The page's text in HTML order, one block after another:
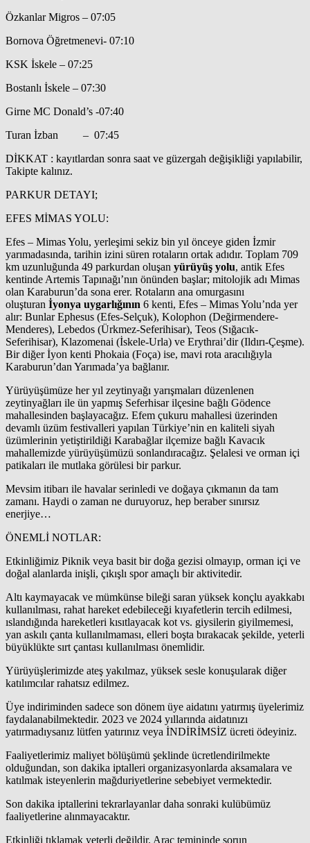
Özkanlar Migros – 07:05
Bornova Öğretmenevi- 07:10
KSK İskele – 07:25
Bostanlı İskele – 07:30
Girne MC Donald’s -07:40
Turan İzban – 07:45
DİKKAT : kayıtlardan sonra saat ve güzergah değişikliği yapılabilir,
Takipte kalınız.
PARKUR DETAYI;
EFES MİMAS YOLU:
Efes – Mimas Yolu, yerleşimi sekiz bin yıl önceye giden İzmir
yarımadasında, tarihin izini süren rotaların ortak adıdır. Toplam 709
km uzunluğunda 49 parkurdan oluşan yürüyüş yolu, antik Efes
kentinde Artemis Tapınağı’nın önünden başlar; mitolojik adı Mimas
olan Karaburun’da sona erer. Rotaların ana omurgasını
oluşturan İyonya uygarlığının 6 kenti, Efes – Mimas Yolu’nda yer
alır: Bunlar Ephesus (Efes-Selçuk), Kolophon (Değirmendere-
Menderes), Lebedos (Ürkmez-Seferihisar), Teos (Sığacık-
Seferihisar), Klazomenai (İskele-Urla) ve Erythrai’dir (Ildırı-Çeşme).
Bir diğer İyon kenti Phokaia (Foça) ise, mavi rota aracılığıyla
Karaburun’dan Yarımada’ya bağlanır.
Yürüyüşümüze her yıl zeytinyağı yarışmaları düzenlenen
zeytinyağları ile ün yapmış Seferhisar ilçesine bağlı Gödence
mahallesinden başlayacağız. Efem çukuru mahallesi üzerinden
devamlı üzüm festivalleri yapılan Türkiye’nin en kaliteli siyah
üzümlerinin yetiştirildiği Karabağlar ilçemize bağlı Kavacık
mahallemizde yürüyüşümüzü sonlandıracağız. Şelalesi ve orman içi
patikaları ile mutlaka görülesi bir parkur.
Mevsim itibarı ile havalar serinledi ve doğaya çıkmanın da tam
zamanı. Haydi o zaman ne duruyoruz, hep beraber sınırsız
enerjiye…
ÖNEMLİ NOTLAR:
Etkinliğimiz Piknik veya basit bir doğa gezisi olmayıp, orman içi ve
doğal alanlarda inişli, çıkışlı spor amaçlı bir aktivitedir.
Altı kaymayacak ve mümkünse bileği saran yüksek konçlu ayakkabı
kullanılması, rahat hareket edebileceği kıyafetlerin tercih edilmesi,
ıslandığında hareketleri kısıtlayacak kot vs. giysilerin giyilmemesi,
yan askılı çanta kullanılmaması, elleri boşta bırakacak şekilde, yeterli
büyüklükte sırt çantası kullanılması önemlidir.
Yürüyüşlerimizde ateş yakılmaz, yüksek sesle konuşularak diğer
katılımcılar rahatsız edilmez.
Üye indiriminden sadece son dönem üye aidatını yatırmış üyelerimiz
faydalanabilmektedir. 2023 ve 2024 yıllarında aidatınızı
yatırmadıysanız lütfen yatırınız veya İNDİRİMSİZ ücreti ödeyiniz.
Faaliyetlerimiz maliyet bölüşümü şeklinde ücretlendirilmekte
olduğundan, son dakika iptalleri organizasyonlarda aksamalara ve
katılmak isteyenlerin mağduriyetlerine sebebiyet vermektedir.
Son dakika iptallerini tekrarlayanlar daha sonraki kulübümüz
faaliyetlerine alınmayacaktır.
Etkinliği tıklamak yeterli değildir. Araç temininde sorun